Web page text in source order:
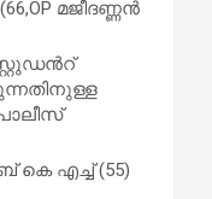
മജീദണ്ണൻ
കെ എച്ച് (55)